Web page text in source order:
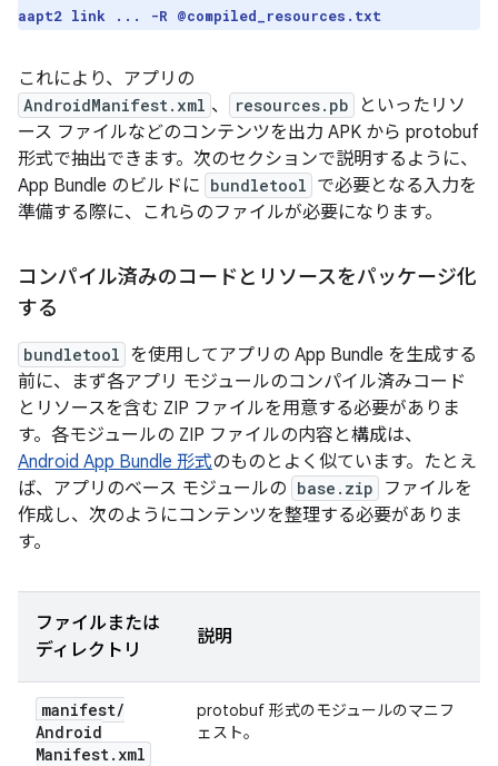
aapt2 link ... -R @compiled_resources.txt
これにより、アプリの
AndroidManifest.xml 、 resources.pb
といったリソ
ース ファイルなどのコンテンツを出力 APK から protobuf
形式で抽出できます。次のセクションで説明するように、
App Bundle のビルドに bundletool で必要となる入力を
準備する際に、これらのファイルが必要になります。
コンパイル済みのコードとリソースをパッケージ化
する
bundletool を使用してアプリの App Bundle を生成する
前に、まず各アプリ モジュールのコンパイル済みコード
とリソースを含む ZIP ファイルを用意する必要がありま
す。各モジュールの ZIP ファイルの内容と構成は、
Android App Bundle 形式のものとよく似ています。たとえ
ば、アプリのベース モジュールの base.zip
ファイルを
作成し、次のようにコンテンツを整理する必要がありま
す。
ファイルまたは
ディレクトリ
説明
manifest/
Android
Manifest. xml
protobuf 形式のモジュールのマニフ
ェスト。